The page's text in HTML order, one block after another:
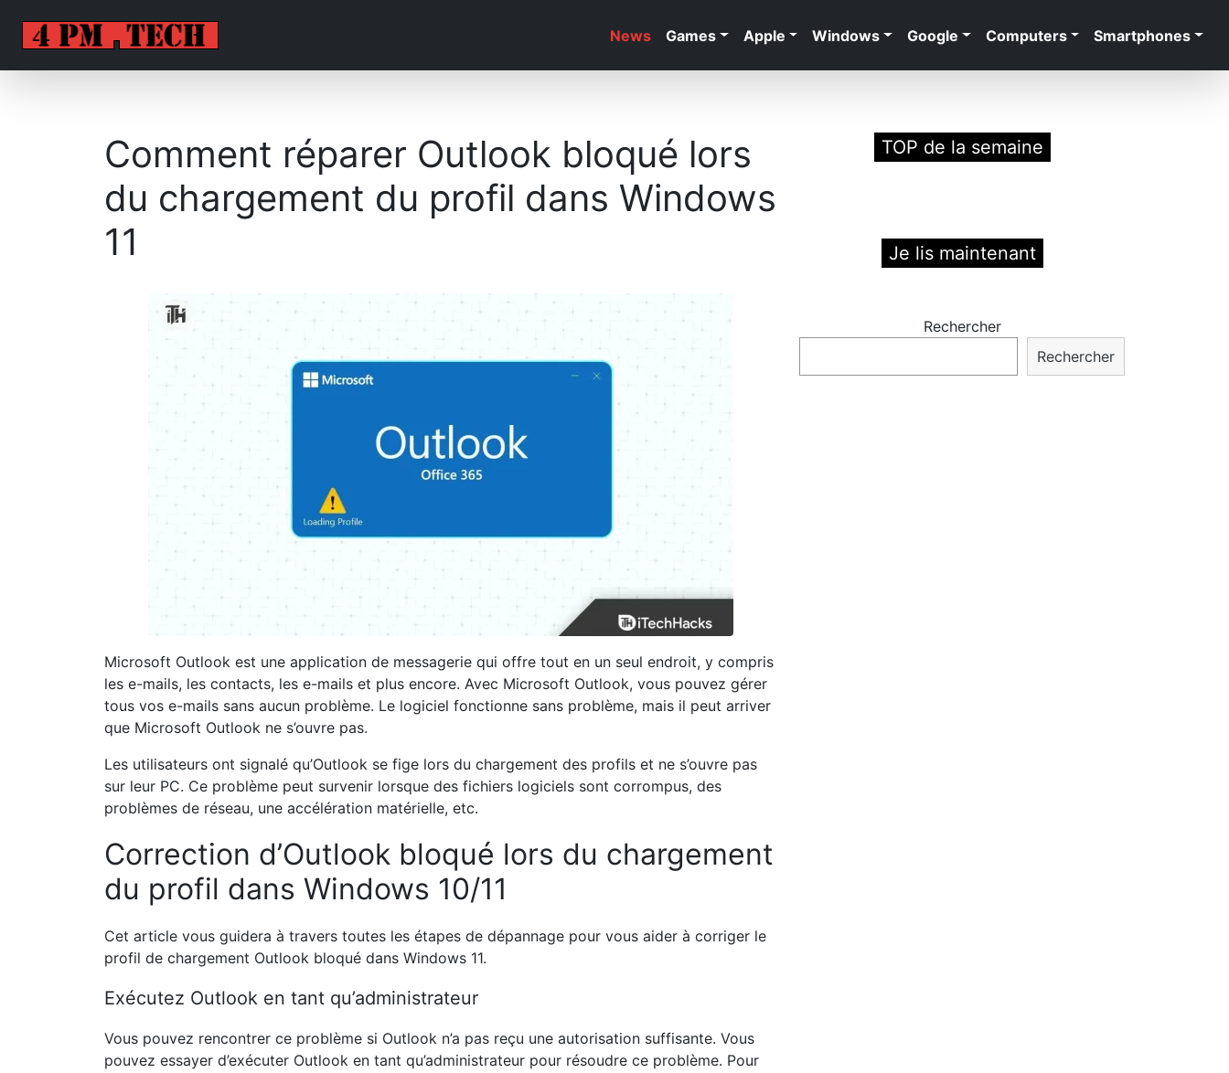
News Games Apple Windows Google Computers Smartphones
Comment réparer Outlook bloqué lors
du chargement du profil dans Windows
11
Microsoft Outlook est une application de messagerie qui offre tout en un seul endroit, y compris
les e-mails, les contacts, les e-mails et plus encore. Avec Microsoft Outlook, vous pouvez gérer
tous vos e-mails sans aucun problème. Le logiciel fonctionne sans problème, mais il peut arriver
que Microsoft Outlook ne s’ouvre pas.
Les utilisateurs ont signalé qu’Outlook se fige lors du chargement des profils et ne s’ouvre pas
sur leur PC. Ce problème peut survenir lorsque des fichiers logiciels sont corrompus, des
problèmes de réseau, une accélération matérielle, etc.
Correction d’Outlook bloqué lors du chargement
du profil dans Windows 10/11
Cet article vous guidera à travers toutes les étapes de dépannage pour vous aider à corriger le
profil de chargement Outlook bloqué dans Windows 11.
Exécutez Outlook en tant qu’administrateur
Vous pouvez rencontrer ce problème si Outlook n’a pas reçu une autorisation suffisante. Vous
pouvez essayer d’exécuter Outlook en tant qu’administrateur pour résoudre ce problème. Pour
TOP de la semaine
Je lis maintenant
Rechercher
Rechercher